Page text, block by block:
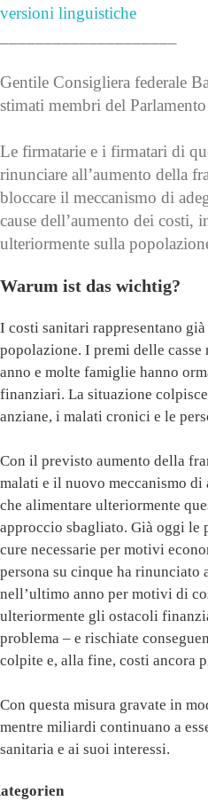
versioni linguistiche
Gentile Consigliera federale
stimati membri del Parlamento
Le firmatarie e i firmatari di
rinunciare all’aumento della
bloccare il meccanismo di
cause dell’aumento dei costi,
ulteriormente sulla
Warum ist das wichtig?
I costi sanitari rappresentano
popolazione. I premi delle casse
anno e molte famiglie hanno
finanziari. La situazione
anziane, i malati cronici e le
Con il previsto aumento della
malati e il nuovo meccanismo di
che alimentare ulteriormente
approccio sbagliato. Già oggi le
cure necessarie per motivi
persona su cinque ha rinunciato
nell’ultimo anno per motivi di
ulteriormente gli ostacoli
problema – e rischiate
colpite e, alla fine, costi ancora
Con questa misura gravate in
mentre miliardi continuano a
sanitaria e ai suoi interessi.